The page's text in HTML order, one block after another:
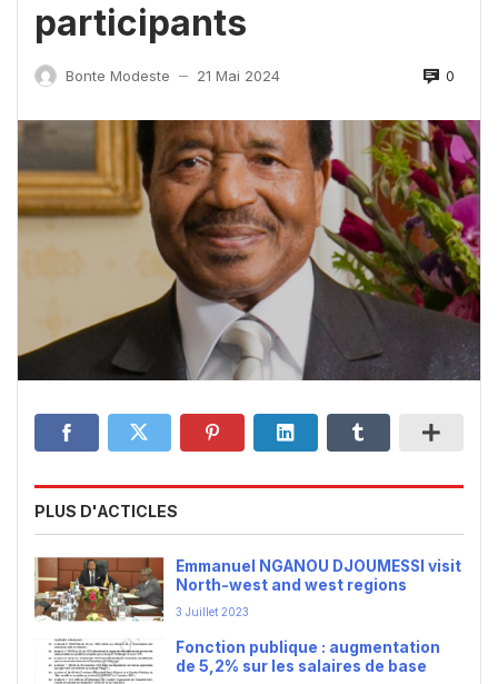
participants
Bonte Modeste — 21 Mai 2024 0
PLUS D'ACTICLES
Emmanuel NGANOU DJOUMESSI visit
North-west and west regions
3 Juillet 2023
Fonction publique : augmentation
de 5,2% sur les salaires de base